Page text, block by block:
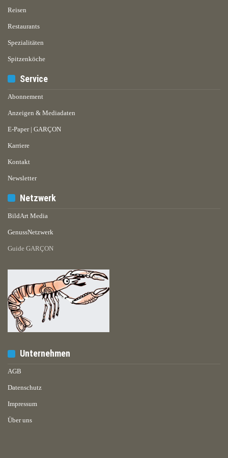
Reisen
Restaurants
Spezialitäten
Spitzenköche
Service
Abonnement
Anzeigen & Mediadaten
E-Paper | GARÇON
Karriere
Kontakt
Newsletter
Netzwerk
BildArt Media
GenussNetzwerk
Guide GARÇON
Unternehmen
AGB
Datenschutz
Impressum
Über uns